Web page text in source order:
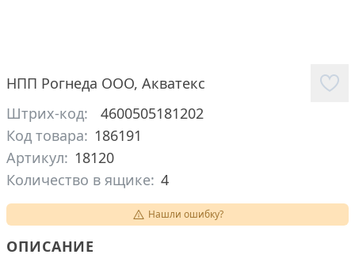
НПП Рогнеда ООО, Акватекс
Штрих-код:
4600505181202
Код товара: 186191
Артикул: 18120
Количество в ящике: 4
Нашли ошибку?
ОПИСАНИЕ